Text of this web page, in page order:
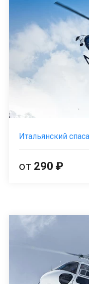
Итальянский
от 290 ₽